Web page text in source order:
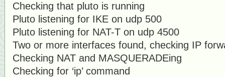
Checking that pluto is
Pluto listening for IKE on udp
Pluto listening for NAT-T on udp
Two or more interfaces found, checking
Checking NAT and MASQUERADEing
Checking for ‘ip’